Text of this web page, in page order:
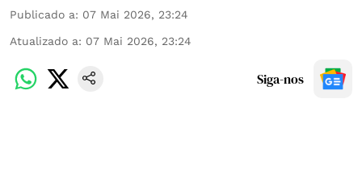
Publicado a: 07 Mai 2026, 23:24
Atualizado a: 07 Mai 2026, 23:24
Siga-nos